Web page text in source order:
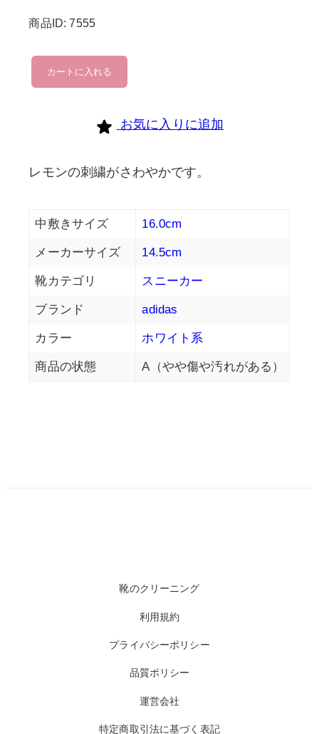
商品ID: 7555
adidas
個
カートに入れる
お気に入りに追加
レモンの刺繍がさわやかです。
中敷きサイズ 16.0cm
メーカーサイズ 14.5cm
靴カテゴリ スニーカー
ブランド adidas
カラー ホワイト系
商品の状態 A（やや傷や汚れがある）
靴のクリーニング
利用規約
プライバシーポリシー
品質ポリシー
運営会社
特定商取引法に基づく表記